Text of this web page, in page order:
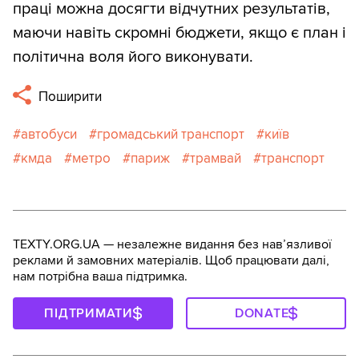
праці можна досягти відчутних результатів,
маючи навіть скромні бюджети, якщо є план і
політична воля його виконувати.
Поширити
автобуси громадський транспорт
київ
кмда
метро париж трамвай транспорт
TEXTY.ORG.UA — незалежне видання без навʼязливої
реклами й замовних матеріалів. Щоб працювати далі,
нам потрібна ваша підтримка.
ПІДТРИМАТИ DONATE